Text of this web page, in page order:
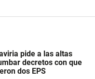
pide a las altas
decretos con que
dos EPS